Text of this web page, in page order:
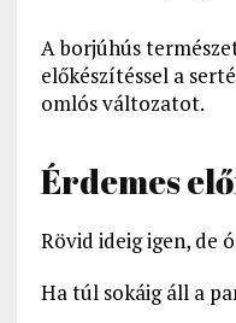
A borjúhús
előkészítéssel a
omlós változatot.
Érdemes
Rövid ideig igen, de
Ha túl sokáig áll a